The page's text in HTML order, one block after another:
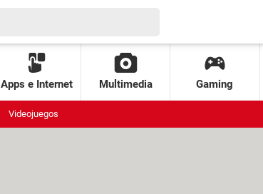
Apps e Internet Multimedia Gaming
Videojuegos